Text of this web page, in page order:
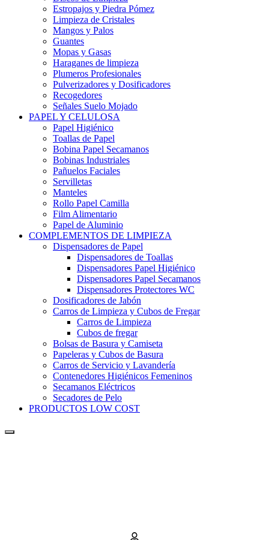
Estropajos y Piedra Pómez
Limpieza de Cristales
Mangos y Palos
Guantes
Mopas y Gasas
Haraganes de limpieza
Plumeros Profesionales
Pulverizadores y Dosificadores
Recogedores
Señales Suelo Mojado
PAPEL Y CELULOSA
Papel Higiénico
Toallas de Papel
Bobina Papel Secamanos
Bobinas Industriales
Pañuelos Faciales
Servilletas
Manteles
Rollo Papel Camilla
Film Alimentario
Papel de Aluminio
COMPLEMENTOS DE LIMPIEZA
Dispensadores de Papel
Dispensadores de Toallas
Dispensadores Papel Higiénico
Dispensadores Papel Secamanos
Dispensadores Protectores WC
Dosificadores de Jabón
Carros de Limpieza y Cubos de Fregar
Carros de Limpieza
Cubos de fregar
Bolsas de Basura y Camiseta
Papeleras y Cubos de Basura
Carros de Servicio y Lavandería
Contenedores Higiénicos Femeninos
Secamanos Eléctricos
Secadores de Pelo
PRODUCTOS LOW COST